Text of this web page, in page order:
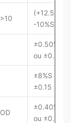
>10
(+12.5%S,
-10%S)
±0.50%D
ou ±0.20
±8%S ou
±0.15
OD
±0.40%D
ou ±0.20